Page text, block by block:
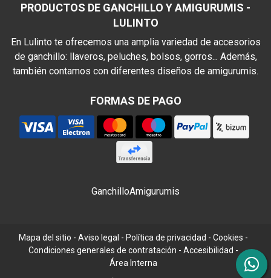
PRODUCTOS DE GANCHILLO Y AMIGURUMIS -
LULINTO
En Lulinto te ofrecemos una amplia variedad de accesorios
de ganchillo: llaveros, peluches, bolsos, gorros... Además,
también contamos con diferentes diseños de amigurumis.
FORMAS DE PAGO
GanchilloAmigurumis
Mapa del sitio - Aviso legal - Política de privacidad - Cookies -
Condiciones generales de contratación - Accesibilidad -
Área Interna